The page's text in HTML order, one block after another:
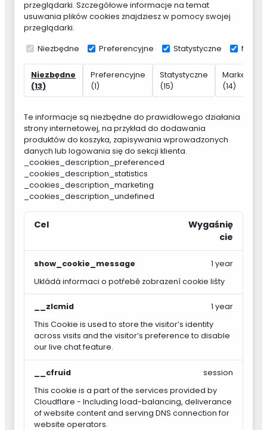
przeglądarki. Szczegółowe informacje na temat
usuwania plików cookies znajdziesz w pomocy swojej
przeglądarki.
Niezbędne Preferencyjne Statystyczne
Niezbędne
(13)
Preferencyjne
(1)
Statystyczne
(15)
(14)
Te informacje są niezbędne do prawidłowego działania
strony internetowej, na przykład do dodawania
produktów do koszyka, zapisywania wprowadzonych
danych lub logowania się do sekcji klienta.
_cookies_description_preferenced
_cookies_description_statistics
_cookies_description_marketing
_cookies_description_undefined
Cel
Wygaśnię
cie
show_cookie_message
Ukládá informaci o potřebě zobrazení cookie lišty
1 year
__zlcmid
This Cookie is used to store the visitor’s identity
across visits and the visitor’s preference to disable
our live chat feature.
1 year
__cfruid
This cookie is a part of the services provided by
Cloudflare - Including load-balancing, deliverance
of website content and serving DNS connection for
website operators.
session